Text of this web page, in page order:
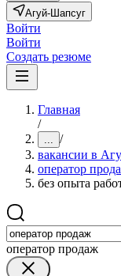
Агуй-Шапсуг
Войти
Войти
Создать резюме
Главная
/
... /
вакансии в
оператор
без опыта
оператор продаж